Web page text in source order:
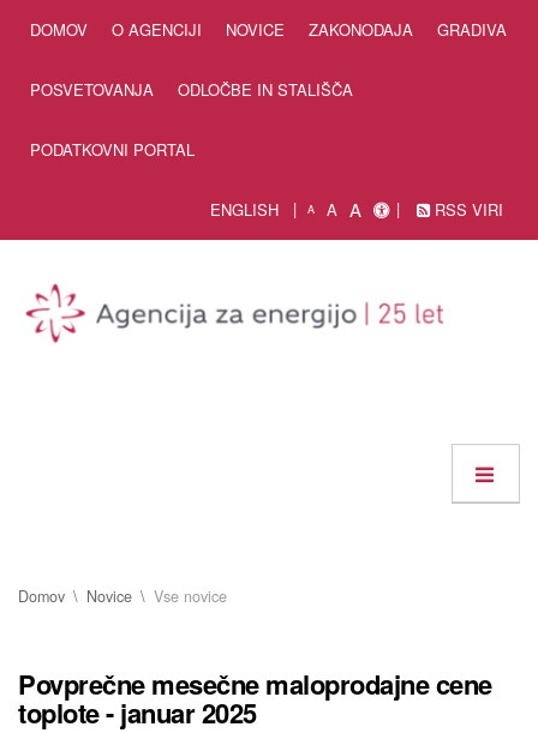
DOMOV O AGENCIJI NOVICE ZAKONODAJA GRADIVA
POSVETOVANJA ODLOČBE IN STALIŠČA
PODATKOVNI PORTAL
ENGLISH A A A RSS VIRI
Domov Novice Vse novice
Povprečne mesečne maloprodajne cene
toplote - januar 2025